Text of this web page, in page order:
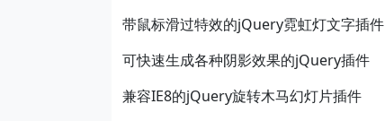
带鼠标滑过特效的jQuery霓虹灯文字插件
可快速生成各种阴影效果的jQuery插件
兼容IE8的jQuery旋转木马幻灯片插件